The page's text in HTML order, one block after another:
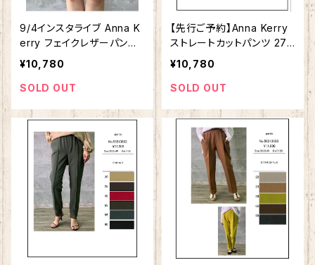
9/4インスタライブ Anna K
erry フェイクレザーパンツ
85213607 【先行ご予約商
¥10,780
SOLD OUT
【先行ご予約】Anna Kerry
ストレートカットパンツ 272
13602
¥10,780
SOLD OUT